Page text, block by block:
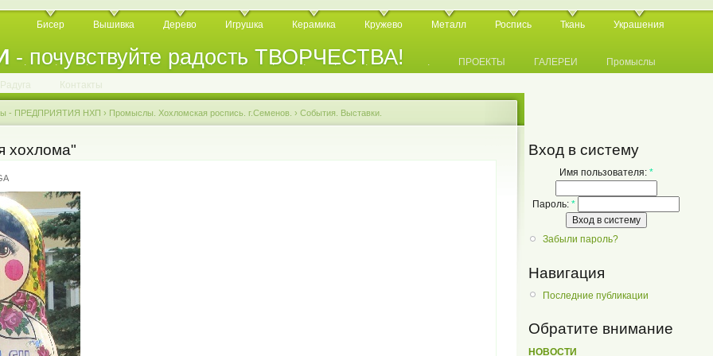
- почувствуйте радость ТВОРЧЕСТВА!
Бисер Вышивка Дерево Игрушка Керамика Кружево Металл Роспись Ткань Украшения
. . . . . . . . . . . . . . ПРОЕКТЫ ГАЛЕРЕИ Промыслы
Радуга Контакты
- ПРЕДПРИЯТИЯ НХП › Промыслы. Хохломская роспись. г.Семенов. › События. Выставки.
хохлома" Вход в систему
Имя пользователя: *
Пароль: *
Забыли пароль?
Навигация
Последние публикации
Обратите внимание
НОВОСТИ